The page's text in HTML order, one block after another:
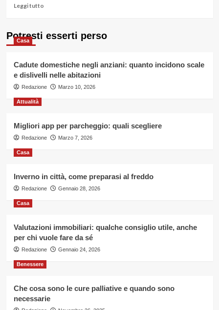
la
Leggi tuttoLeggi
su
Certificazioni
inglese:
quali
sono
Potresti esserti perso
Casa
Cadute domestiche negli anziani: quanto incidono scale
e dislivelli nelle abitazioni
Redazione Marzo 10, 2026
Attualità
Migliori app per parcheggio: quali scegliere
Redazione Marzo 7, 2026
Casa
Inverno in città, come preparasi al freddo
Redazione Gennaio 28, 2026
Casa
Valutazioni immobiliari: qualche consiglio utile, anche
per chi vuole fare da sé
Redazione Gennaio 24, 2026
Benessere
Che cosa sono le cure palliative e quando sono
necessarie